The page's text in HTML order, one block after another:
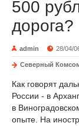
500
дорога?
admin 28/04/
Северный
Как говорят
России - в
в
опыте. На